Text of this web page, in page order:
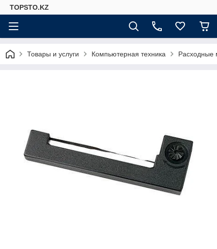
TOPSTO.KZ
Товары и услуги Компьютерная техника Расходные